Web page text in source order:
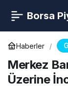
Borsa
Haberler
Merkez
Üzerine